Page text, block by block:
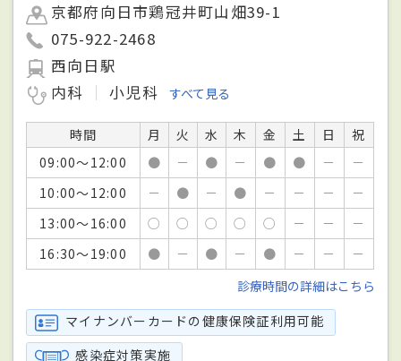
京都府向日市鶏冠井町山畑39-1
075-922-2468
西向日駅
内科
小児科 すべて見る
時間 月 火 水 木 金 土 日
祝
09:00～12:00
● － ● － ● ● －
－
10:00～12:00
－ ● － ● － － －
－
13:00～16:00
○ ○ ○ ○ ○ － －
－
16:30～19:00
● － ● － ● － －
－
診療時間の詳細はこちら
マイナンバーカードの健康保険証利用可能
感染症対策実施